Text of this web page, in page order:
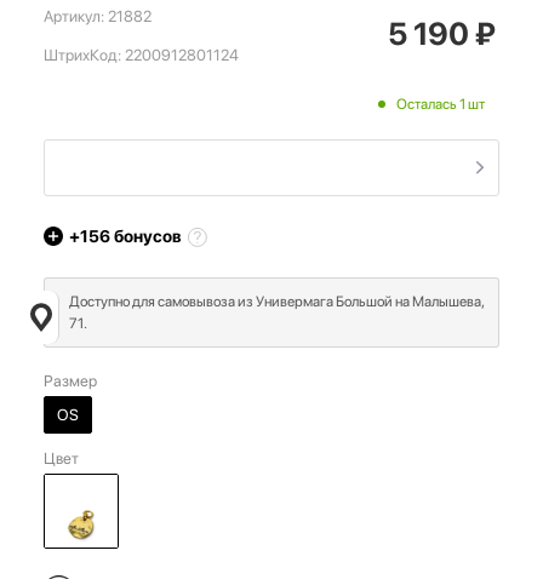
Артикул: 21882
ШтрихКод: 2200912801124
5 190₽
Осталась 1 шт
+156бонусов
Доступно для самовывоза из Универмага Большой на Малышева,
71.
Размер
OS
Цвет